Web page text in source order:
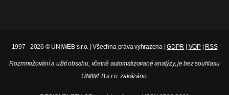
1997 - 2026 © UNIWEB s.r.o. | Všechna práva vyhrazena |GDPR VOP| RSS
Rozmnožování a užití obsahu, včetně automatizované analýzy, je bez souhlasu
UNIWEB s.r.o. zakázáno.